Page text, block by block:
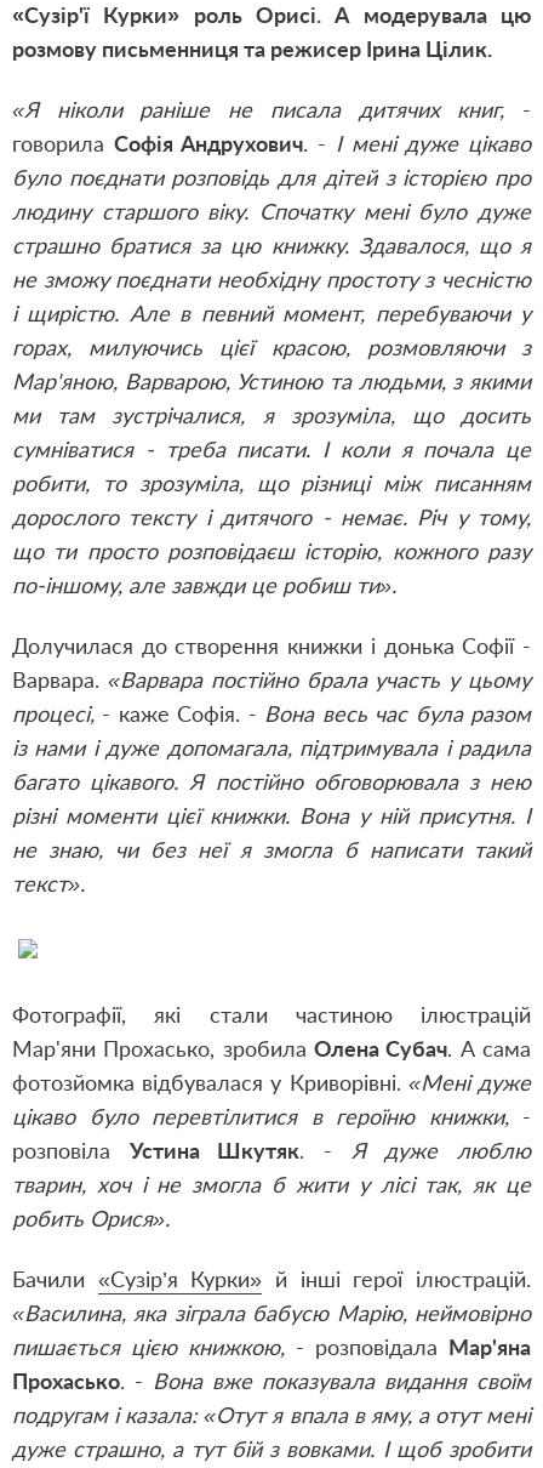
«Сузір'ї Курки» роль Орисі. А модерувала цю
розмову письменниця та режисер Ірина Цілик.
«Я ніколи раніше не писала дитячих книг, -
говорила Софія Андрухович. - І мені дуже цікаво
було поєднати розповідь для дітей з історією про
людину старшого віку. Спочатку мені було дуже
страшно братися за цю книжку. Здавалося, що я
не зможу поєднати необхідну простоту з чесністю
і щирістю. Але в певний момент, перебуваючи у
горах, милуючись цієї красою, розмовляючи з
Мар'яною, Варварою, Устиною та людьми, з якими
ми там зустрічалися, я зрозуміла, що досить
сумніватися - треба писати. І коли я почала це
робити, то зрозуміла, що різниці між писанням
дорослого тексту і дитячого - немає. Річ у тому,
що ти просто розповідаєш історію, кожного разу
по-іншому, але завжди це робиш ти».
Долучилася до створення книжки і донька Софії -
Варвара. «Варвара постійно брала участь у цьому
процесі, - каже Софія. - Вона весь час була разом
із нами і дуже допомагала, підтримувала і радила
багато цікавого. Я постійно обговорювала з нею
різні моменти цієї книжки. Вона у ній присутня. І
не знаю, чи без неї я змогла б написати такий
текст».
Фотографії, які стали частиною ілюстрацій
Мар'яни Прохасько, зробила Олена Субач. А сама
фотозйомка відбувалася у Криворівні. «Мені дуже
цікаво було перевтілитися в героїню книжки,-
розповіла Устина Шкутяк. - Я дуже люблю
тварин, хоч і не змогла б жити у лісі так, як це
робить Орися».
Бачили «Сузір’я Курки» й інші герої ілюстрацій.
«Василина, яка зіграла бабусю Марію, неймовірно
пишається цією книжкою, - розповідала Мар'яна
Прохасько. - Вона вже показувала видання своїм
подругам і казала: «Отут я впала в яму, а отут мені
дуже страшно, а тут бій з вовками. І щоб зробити